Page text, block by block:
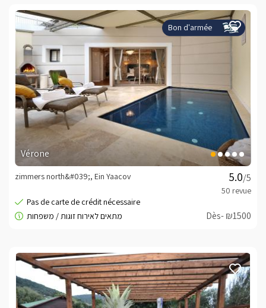
Bon d'armée
Vérone
/5
zimmers north&#039;, Ein Yaacov
Dès- ₪1500